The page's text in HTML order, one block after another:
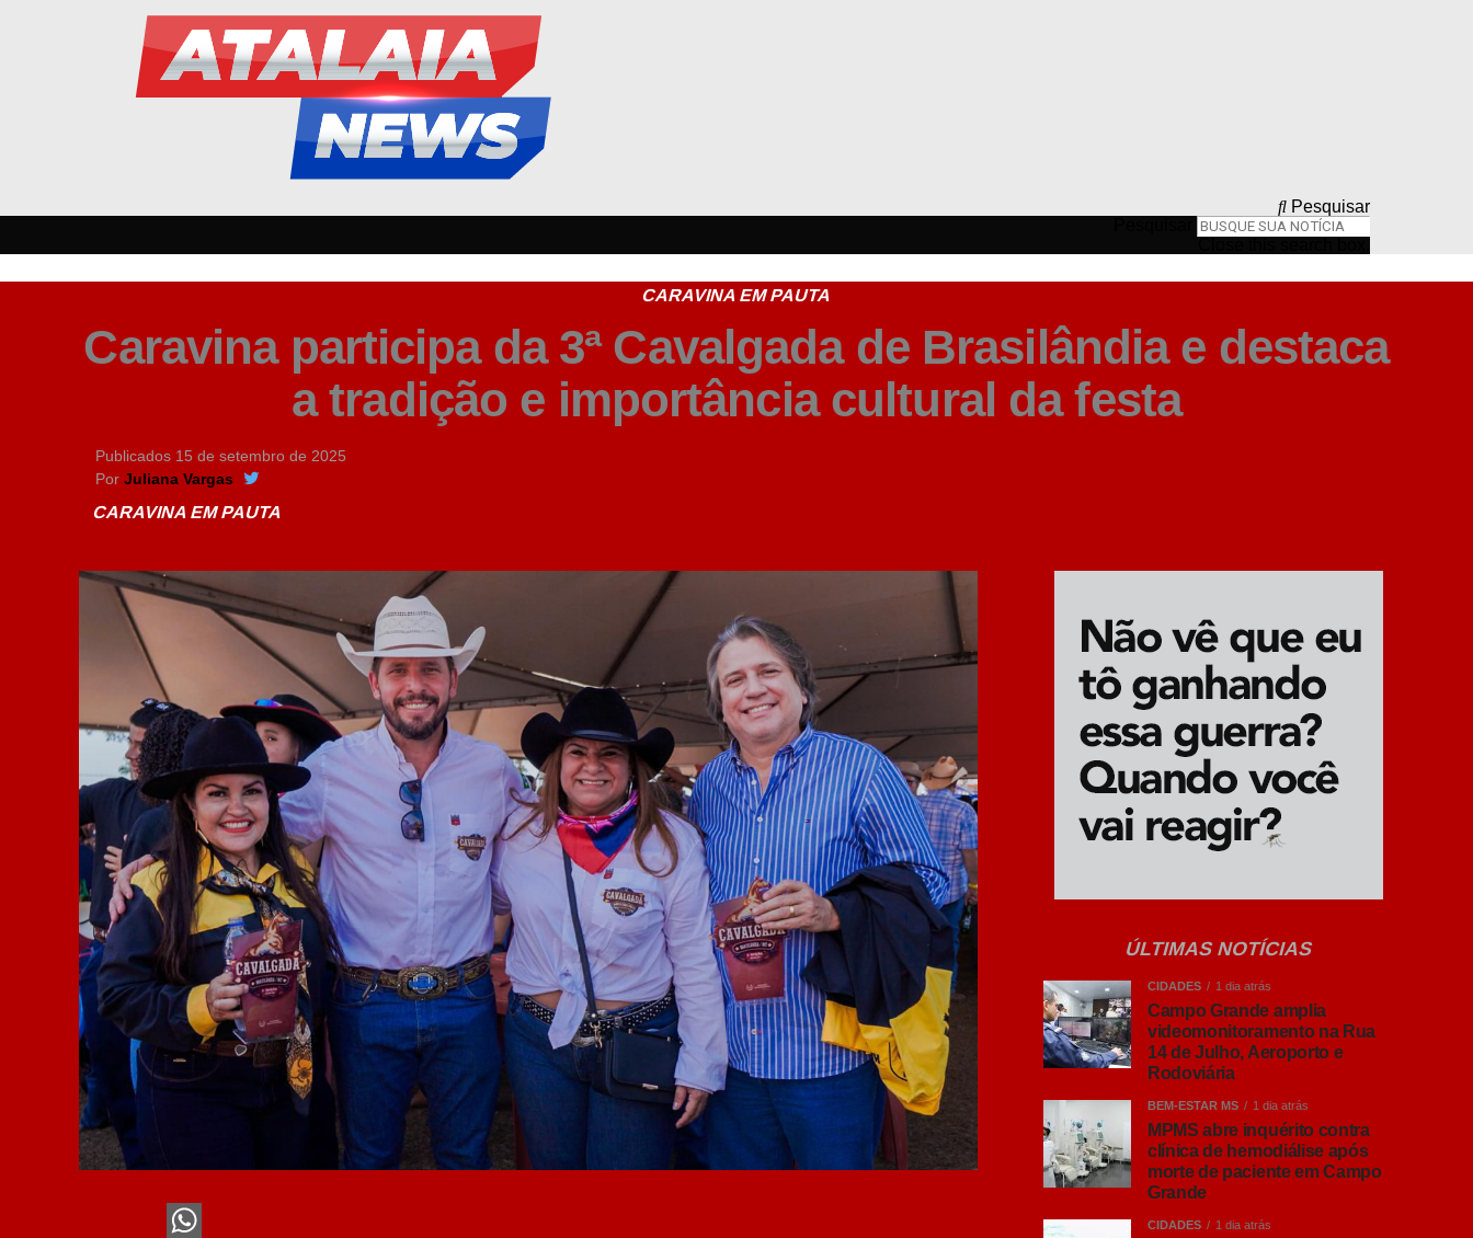
Pesquisar
CARAVINA EM PAUTA
Caravina participa da 3ª Cavalgada de Brasilândia e destaca
a tradição e importância cultural da festa
Publicados 15 de setembro de 2025
Por Juliana Vargas
CARAVINA EM PAUTA
ÚLTIMAS NOTÍCIAS
CIDADES 1 dia atrás
Campo Grande amplia
videomonitoramento na Rua
14 de Julho, Aeroporto e
Rodoviária
BEM-ESTAR MS 1 dia atrás
MPMS abre inquérito contra
clínica de hemodiálise após
morte de paciente em Campo
Grande
CIDADES 1 dia atrás